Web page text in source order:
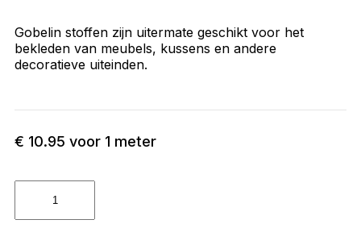
Gobelin stoffen zijn uitermate geschikt voor het
bekleden van meubels, kussens en andere
decoratieve uiteinden.
€ 10.95 voor 1 meter